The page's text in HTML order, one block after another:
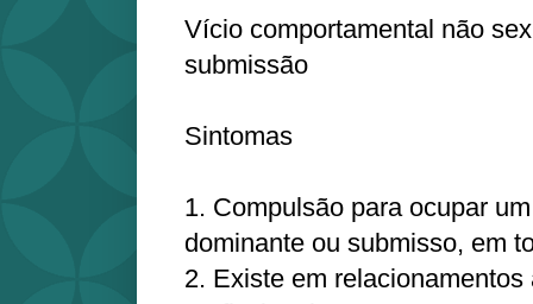
Vício comportamental não
submissão
Sintomas
1. Compulsão para ocupar
dominante ou submisso, em
2. Existe em relacionamentos